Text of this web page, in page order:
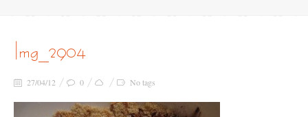
img_2904
27/04/12 0 No tags